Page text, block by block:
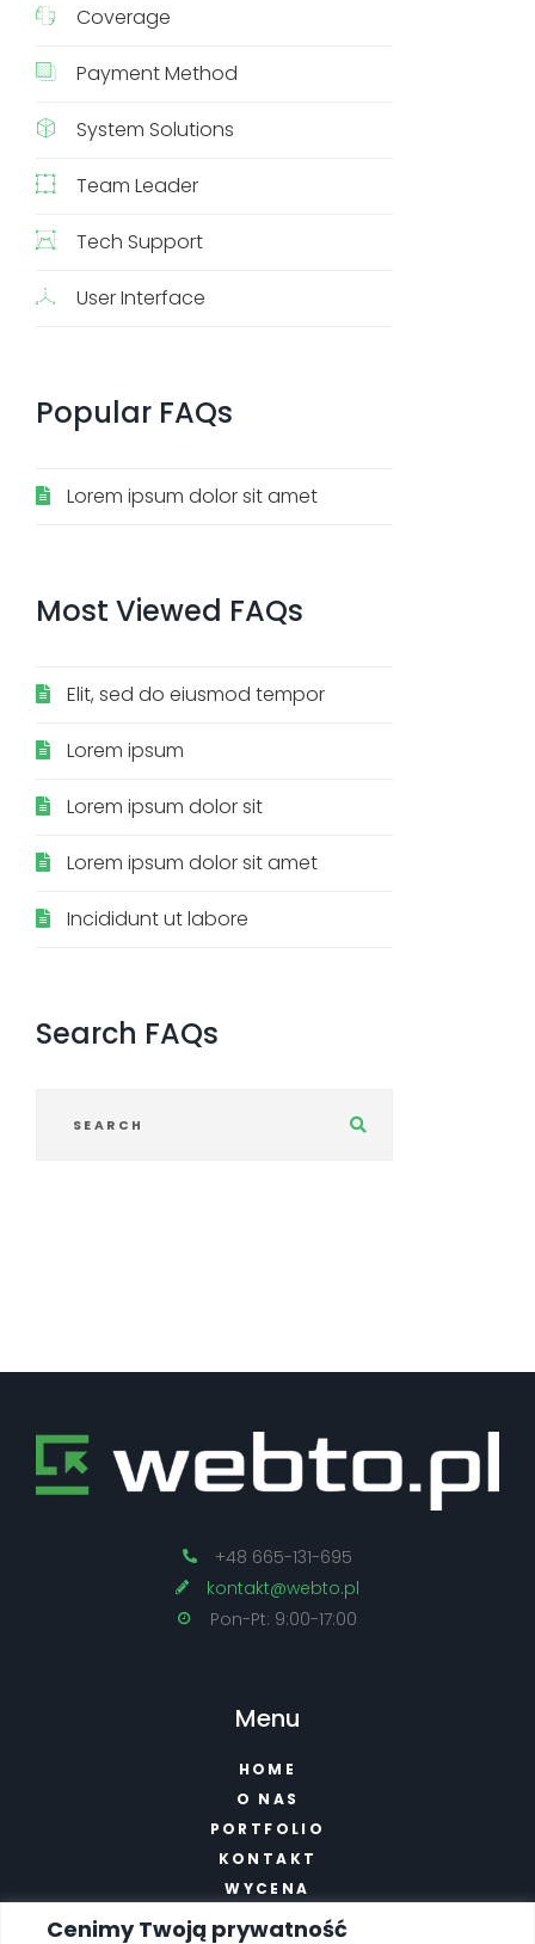
Cenimy Twoją prywatność
Coverage
Payment Method
System Solutions
Team Leader
Tech Support
User Interface
Popular FAQs
Lorem ipsum dolor sit amet
Most Viewed FAQs
Elit, sed do eiusmod tempor
Lorem ipsum
Lorem ipsum dolor sit
Lorem ipsum dolor sit amet
Incididunt ut labore
Search FAQs
+48 665-131-695
kontakt@webto.pl
Pon-Pt: 9:00-17:00
Menu
HOME
O NAS
PORTFOLIO
KONTAKT
WYCENA
POLITYKA PRYWATNOŚCI